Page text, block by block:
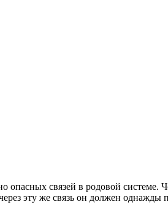
связей в родовой системе.
эту же связь он должен